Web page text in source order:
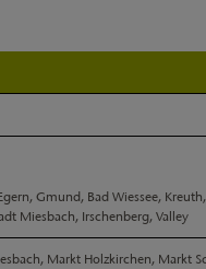
Gmund, Bad Wiessee,
Miesbach, Irschenberg, Valley
Markt Holzkirchen, Markt